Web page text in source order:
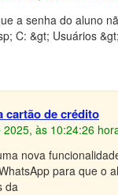
a senha do aluno
C: &gt; Usuários
cartão de crédito
às 10:24:26
nova
para que o
da